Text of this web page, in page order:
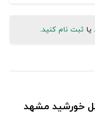
یا ثبت نام کنید.
خورشید مشهد